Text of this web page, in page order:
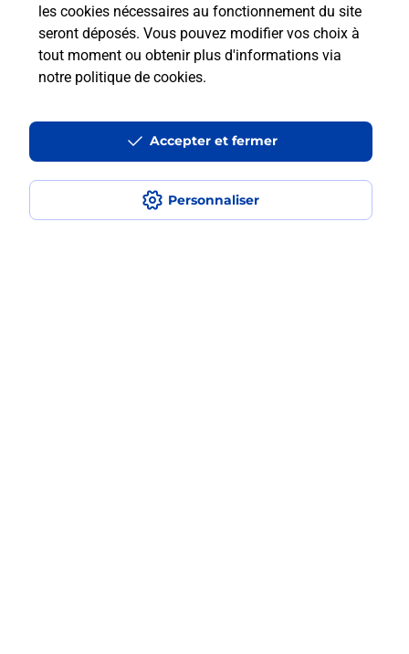
les cookies nécessaires au fonctionnement du site
seront déposés. Vous pouvez modifier vos choix à
tout moment ou obtenir plus d'informations via
notre politique de cookies.
Personnaliser
Accepter et fermer
Est-ce que je peux bénéficier de la 5G
avec La Poste Mobile ?
à l’étranger avec La Poste Mobile ?
Est-ce que je peux payer mon
smartphone Samsung en plusieurs
fois avec La Poste Mobile ?